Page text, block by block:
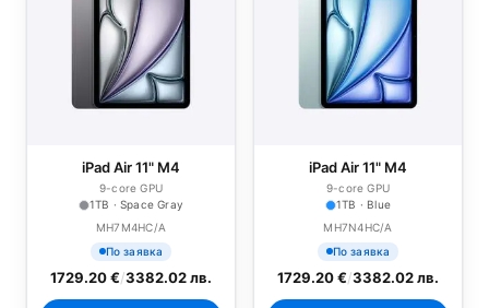
iPad Air 11" M4
9-core GPU
1TB · Space Gray
MH7M4HC/A
По заявка
1729.20 €/3382.02 лв.
iPad Air 11" M4
9-core GPU
1TB · Blue
MH7N4HC/A
По заявка
1729.20 €/3382.02 лв.